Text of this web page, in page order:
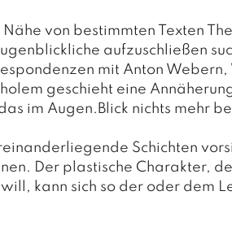
von bestimmten Texten
aufzuschließen
mit Anton
geschieht eine
im Augen.Blick nichts mehr
Schichten
Der plastische Charakter,
kann sich so der oder dem